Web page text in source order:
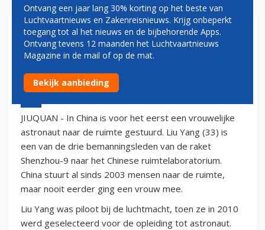
EERSTE CHINESE
ASTRONAUTE DE RUIMTE IN
16 juni 2012 - 14:47
JIUQUAN - In China is voor het eerst een vrouwelijke
astronaut naar de ruimte gestuurd. Liu Yang (33) is
een van de drie bemanningsleden van de raket
Shenzhou-9 naar het Chinese ruimtelaboratorium.
China stuurt al sinds 2003 mensen naar de ruimte,
maar nooit eerder ging een vrouw mee.
Liu Yang was piloot bij de luchtmacht, toen ze in 2010
werd geselecteerd voor de opleiding tot astronaut.
Ontvang een jaar lang 30% korting op het beste van
Luchtvaartnieuws en Zakenreisnieuws. Krijg onbeperkt
toegang tot al het nieuws en de bijbehorende Apps.
Ontvang tevens 12 maanden het Luchtvaartnieuws
Magazine in de mail of op de mat.
Bekijk aanbieding